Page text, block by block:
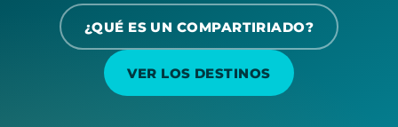
¿QUÉ ES UN COMPARTIRIADO?
VER LOS DESTINOS